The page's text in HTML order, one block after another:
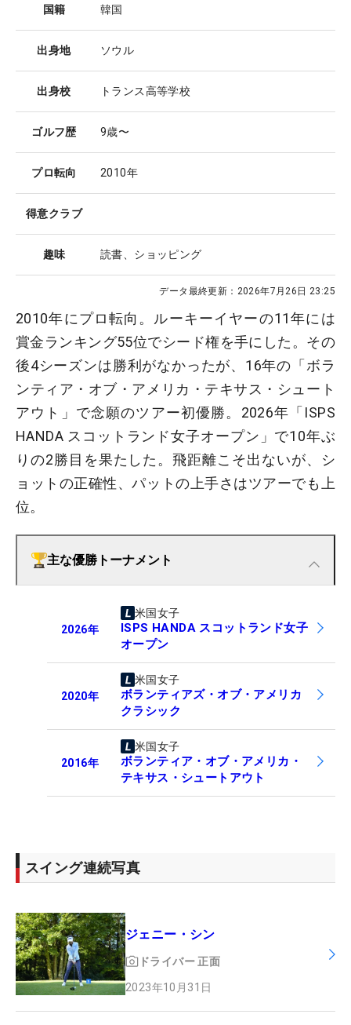
国籍 韓国
出身地 ソウル
出身校 トランス高等学校
ゴルフ歴 9歳〜
プロ転向 2010年
得意クラブ
趣味 読書、ショッピング
データ最終更新： 2026年7月26日 23:25
2010年にプロ転向。ルーキーイヤーの11年には
賞金ランキング55位でシード権を手にした。その
後4シーズンは勝利がなかったが、16年の「ボラ
ンティア・オブ・アメリカ・テキサス・シュート
アウト」で念願のツアー初優勝。2026年「ISPS
HANDA スコットランド女子オープン」で10年ぶ
りの2勝目を果たした。飛距離こそ出ないが、シ
ョットの正確性、パットの上手さはツアーでも上
位。
主な優勝トーナメント
2026年
米国女子
ISPS HANDA スコットランド女子
オープン
2020年
米国女子
ボランティアズ・オブ・アメリカ
クラシック
2016年
米国女子
ボランティア・オブ・アメリカ・
テキサス・シュートアウト
スイング連続写真
ジェニー・シン
ドライバー 正面
2023年10月31日